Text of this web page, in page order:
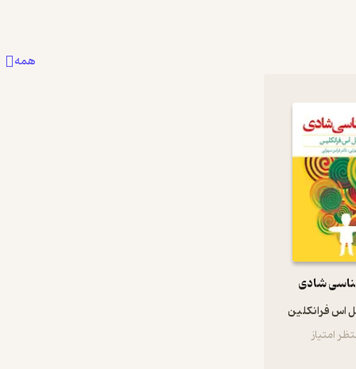
همه
شادی
اس فرانکلین
امتیاز